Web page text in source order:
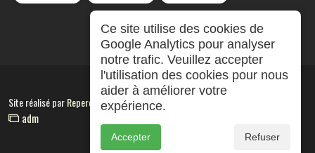
Site réalisé parRepereCom
adm
Ce site utilise des cookies de
Google Analytics pour analyser
notre trafic. Veuillez accepter
l'utilisation des cookies pour nous
aider à améliorer votre
expérience.
Accepter Refuser